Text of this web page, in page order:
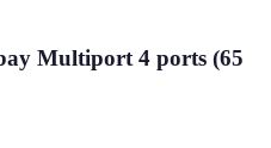
Multiport 4 ports (65